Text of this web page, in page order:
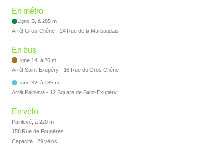
En métro
Ligne B, à 285 m
Arrêt Gros-Chêne - 24 Rue de la Marbaudais
En bus
Ligne 14, à 26 m
Arrêt Saint-Exupéry - 16 Rue du Gros Chêne
Ligne 32, à 185 m
Arrêt Painlevé - 12 Square de Saint-Exupéry
En vélo
Painlevé, à 220 m
158 Rue de Fougères
Capacité : 29 vélos